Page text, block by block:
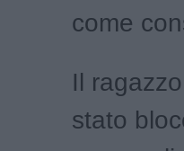
come
Il
stato